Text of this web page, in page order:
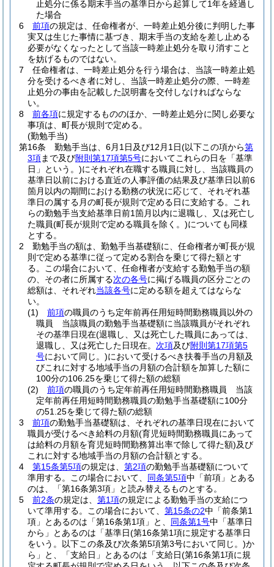
止処分に係る期末手当の基準日から起算して1年を経過し
た場合
6
前項の規定は、任命権者が、一時差止処分後に判明した事
実又は生じた事情に基づき、期末手当の支給を差し止める
必要がなくなったとして当該一時差止処分を取り消すこと
を妨げるものではない。
7
任命権者は、一時差止処分を行う場合は、当該一時差止処
分を受けるべき者に対し、当該一時差止処分の際、一時差
止処分の事由を記載した説明書を交付しなければならな
い。
8
前各項に規定するもののほか、一時差止処分に関し必要な
事項は、町長が規則で定める。
(勤勉手当)
第16条
勤勉手当は、6月1日及び12月1日(以下この項から第
3項まで及び附則第17項第5号においてこれらの日を「基準
日」という。)にそれぞれ在職する職員に対し、当該職員の
基準日以前における直近の人事評価の結果及び基準日以前6
箇月以内の期間における勤務の状況に応じて、それぞれ基
準日の属する月の町長が規則で定める日に支給する。
これ
らの勤勉手当支給基準日前1箇月以内に退職し、又は死亡し
た職員(町長が規則で定める職員を除く。)についても同様
とする。
2
勤勉手当の額は、勤勉手当基礎額に、任命権者が町長が規
則で定める基準に従って定める割合を乗じて得た額とす
る。
この場合において、任命権者が支給する勤勉手当の額
の、その者に所属する次の各号に掲げる職員の区分ごとの
総額は、それぞれ当該各号に定める額を超えてはならな
い。
(1)
前項の職員のうち定年前再任用短時間勤務職員以外の
職員 当該職員の勤勉手当基礎額に当該職員がそれぞれ
その基準日現在(退職し、又は死亡した職員にあっては、
退職し、又は死亡した日現在。 次項及び附則第17項第5
号において同じ。)において受けるべき扶養手当の月額及
びこれに対する地域手当の月額の合計額を加算した額に
100分の106.25を乗じて得た額の総額
(2)
前項の職員のうち定年前再任用短時間勤務職員 当該
定年前再任用短時間勤務職員の勤勉手当基礎額に100分
の51.25を乗じて得た額の総額
3
前項の勤勉手当基礎額は、それぞれの基準日現在において
職員が受けるべき給料の月額(育児短時間勤務職員にあって
は給料の月額を育児短時間勤務算出率で除して得た額)及び
これに対する地域手当の月額の合計額とする。
4
第15条第5項の規定は、 第2項の勤勉手当基礎額について
準用する。
この場合において、 同条第5項中「前項」とある
のは、「第16条第3項」と読み替えるものとする。
5
前2条の規定は、 第1項の規定による勤勉手当の支給につ
いて準用する。
この場合において、 第15条の2中「前条第1
項」とあるのは「第16条第1項」と、 同条第1号中「基準日
から」とあるのは「基準日(第16条第1項に規定する基準日
をいう。以下この条及び次条第5項第3号において同じ。)か
ら」と、「支給日」とあるのは「支給日(第16条第1項に規